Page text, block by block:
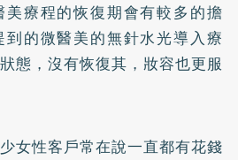
療程的恢復期會有較多的擔
的微醫美的無針水光導入療
態，沒有恢復其，妝容也更服
女性客戶常在說一直都有花錢